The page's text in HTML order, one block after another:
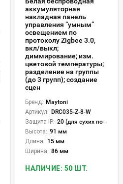
аккумуляторная
накладная панель
управления “умным”
освещением по
протоколу Zigbee 3.0,
вкл/выкл;
диммирование; изм.
цветовой температуры;
разделение на группы
(до 3 групп); создание
сцен
Бренд: Maytoni
Артикул: DRC035-Z-8-W
Защита IP: 20 (для сухих пом.)
Высота: 91 мм
Длина: 15 мм
Ширина: 86 мм
НАЛИЧИЕ: 50 ШТ.